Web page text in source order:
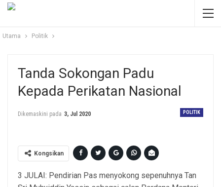
Utama Politik
Tanda Sokongan Padu
Kepada Perikatan Nasional
POLITIK
Dikemaskini pada 3, Jul 2020
Kongsikan
3 JULAI: Pendirian Pas menyokong sepenuhnya Tan